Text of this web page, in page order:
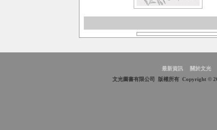
最新資訊
關於文光
文光圖書有限公司 版權所有 Copyright ©